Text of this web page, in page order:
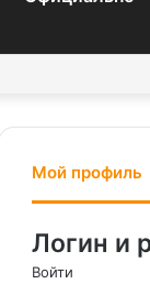
Мой профиль
Логин и
Войти